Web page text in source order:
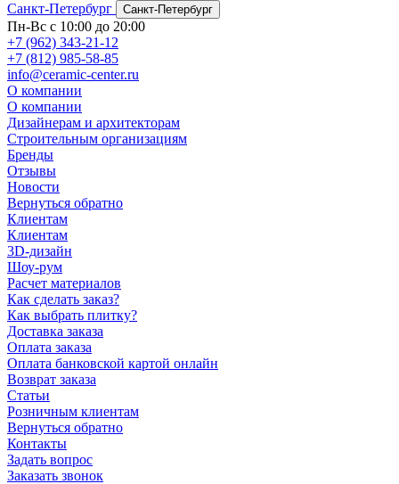
Санкт-Петербург
Санкт-Петербург
Пн-Вс с 10:00 до 20:00
+7 (962) 343-21-12
+7 (812) 985-58-85
info@ceramic-center.ru
О компании
О компании
Дизайнерам и архитекторам
Строительным организациям
Бренды
Отзывы
Новости
Вернуться обратно
Клиентам
Клиентам
3D-дизайн
Шоу-рум
Расчет материалов
Как сделать заказ?
Как выбрать плитку?
Доставка заказа
Оплата заказа
Оплата банковской картой онлайн
Возврат заказа
Статьи
Розничным клиентам
Вернуться обратно
Контакты
Задать вопрос
Заказать звонок